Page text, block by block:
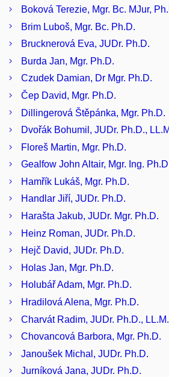
Boková Terezie, Mgr. Bc. MJur,
Brim Luboš, Mgr. Bc. Ph.D.
Brucknerová Eva, JUDr. Ph.D.
Burda Jan, Mgr. Ph.D.
Czudek Damian, Dr Mgr. Ph.D.
Čep David, Mgr. Ph.D.
Dillingerová Štěpánka, Mgr. Ph.D.
Dvořák Bohumil, JUDr. Ph.D.,
Floreš Martin, Mgr. Ph.D.
Gealfow John Altair, Mgr. Ing.
Hamřík Lukáš, Mgr. Ph.D.
Handlar Jiří, JUDr. Ph.D.
Harašta Jakub, JUDr. Mgr. Ph.D.
Heinz Roman, JUDr. Ph.D.
Hejč David, JUDr. Ph.D.
Holas Jan, Mgr. Ph.D.
Holubář Adam, Mgr. Ph.D.
Hradilová Alena, Mgr. Ph.D.
Charvát Radim, JUDr. Ph.D., LL.M.
Chovancová Barbora, Mgr. Ph.D.
Janoušek Michal, JUDr. Ph.D.
Jurníková Jana, JUDr. Ph.D.